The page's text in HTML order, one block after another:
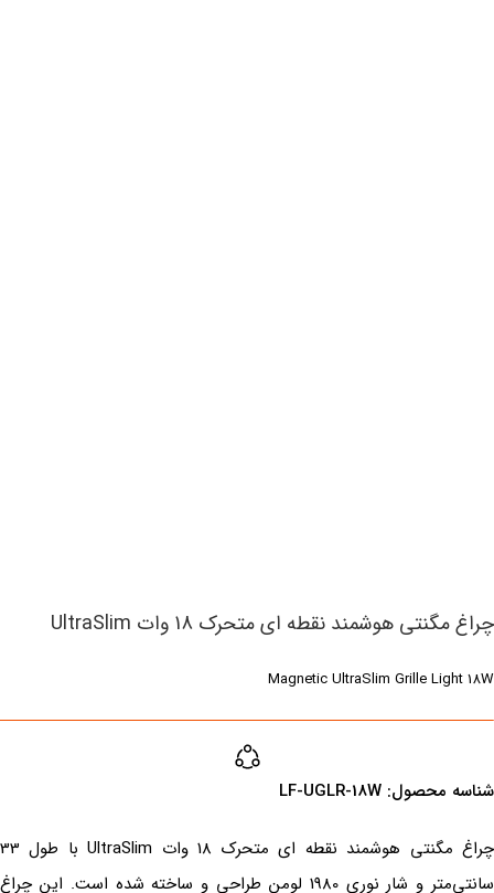
چراغ مگنتی هوشمند نقطه ای متحرک 18 وات UltraSlim
Magnetic UltraSlim Grille Light 18W
شناسه محصول:‌ ‌LF-UGLR-18W
چراغ مگنتی هوشمند نقطه ای متحرک 18 وات UltraSlim با طول 33
سانتی‌متر و شار نوری 1980 لومن طراحی و ساخته شده است. این چراغ